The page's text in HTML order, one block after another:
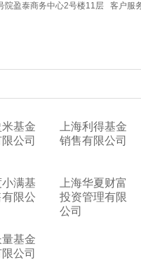
院盈泰商务中心2号楼11层 客户服
基金
公司
上海利得基金
销售有限公司
满基
限公
上海华夏财富
投资管理有限
公司
量基金
公司